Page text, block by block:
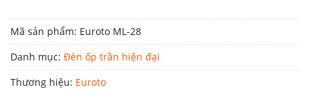
Mã sản phẩm: Euroto ML-28
Danh mục: Đèn ốp trần hiện đại
Thương hiệu: Euroto